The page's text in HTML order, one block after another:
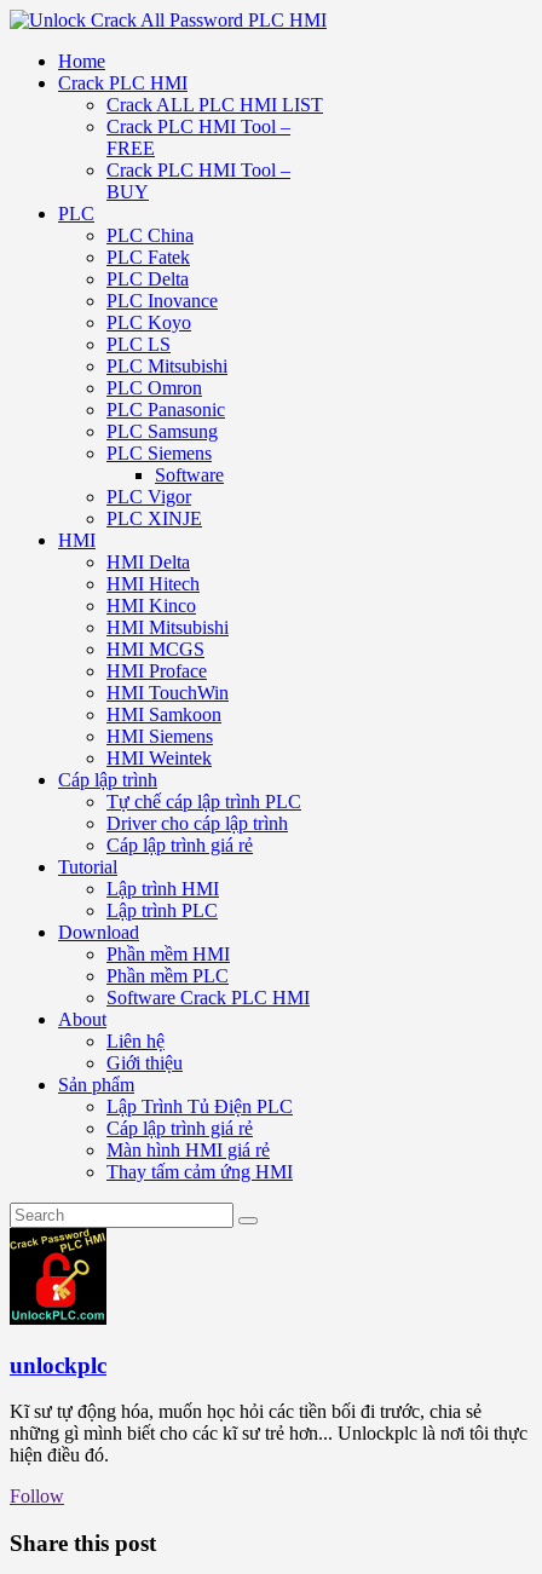
Home
Crack PLC HMI
Crack ALL PLC HMI LIST
Crack PLC HMI Tool –
FREE
Crack PLC HMI Tool –
BUY
PLC
PLC China
PLC Fatek
PLC Delta
PLC Inovance
PLC Koyo
PLC LS
PLC Mitsubishi
PLC Omron
PLC Panasonic
PLC Samsung
PLC Siemens
Software
PLC Vigor
PLC XINJE
HMI
HMI Delta
HMI Hitech
HMI Kinco
HMI Mitsubishi
HMI MCGS
HMI Proface
HMI TouchWin
HMI Samkoon
HMI Siemens
HMI Weintek
Cáp lập trình
Tự chế cáp lập trình PLC
Driver cho cáp lập trình
Cáp lập trình giá rẻ
Tutorial
Lập trình HMI
Lập trình PLC
Download
Phần mềm HMI
Phần mềm PLC
Software Crack PLC HMI
About
Liên hệ
Giới thiệu
Sản phẩm
Lập Trình Tủ Điện PLC
Cáp lập trình giá rẻ
Màn hình HMI giá rẻ
Thay tấm cảm ứng HMI
unlockplc
Kĩ sư tự động hóa, muốn học hỏi các tiền bối đi trước, chia sẻ
những gì mình biết cho các kĩ sư trẻ hơn... Unlockplc là nơi tôi thực
hiện điều đó.
Follow
Share this post